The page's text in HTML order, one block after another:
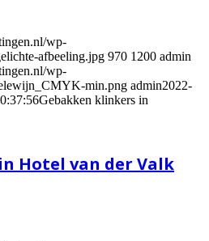
wp-
afbeeling.jpg 970 1200 admin
wp-
min.png admin2022-
Gebakken klinkers in
Hotel van der Valk